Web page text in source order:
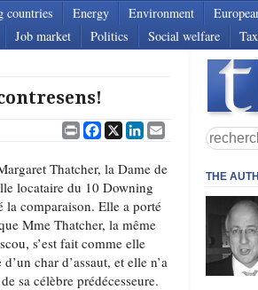
countries Energy Environment
Job market Politics Social welfare
PrintFacebook
X LinkedIn
Email
Thatcher, la Dame de
locataire du 10 Downing
la comparaison. Elle a porté
Mme Thatcher, la même
s’est fait comme elle
char d’assaut, et elle n’a
sa célèbre prédécesseure.
THE